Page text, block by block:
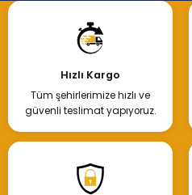
Hızlı Kargo
Tüm şehirlerimize hızlı ve
güvenli teslimat yapıyoruz.